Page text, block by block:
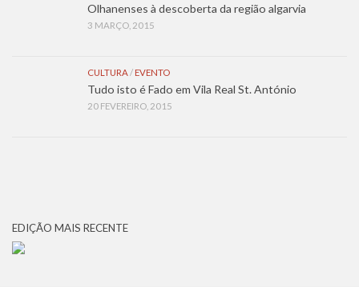
Olhanenses à descoberta da região algarvia
3 MARÇO, 2015
CULTURA/ EVENTO
Tudo isto é Fado em Vila Real St. António
20 FEVEREIRO, 2015
EDIÇÃO MAIS RECENTE